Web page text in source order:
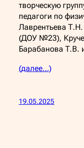
творческую
педагоги по
Лаврентьева
(ДОУ №23),
Барабанова
(далее…)
19.05.2025